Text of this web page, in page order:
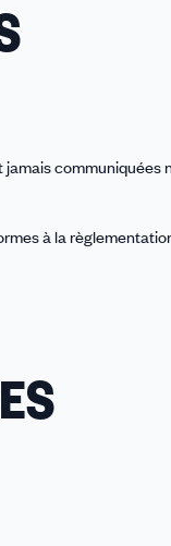
communiquées
à la